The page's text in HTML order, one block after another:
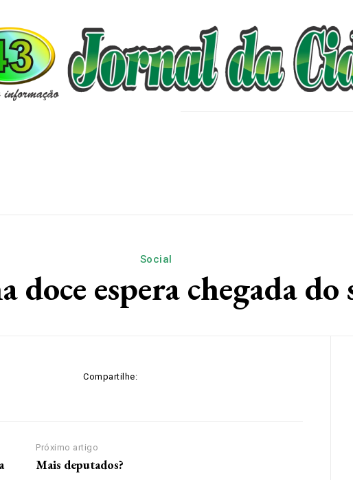
Social
doce espera chegada do
Compartilhe:
Próximo artigo
Mais deputados?